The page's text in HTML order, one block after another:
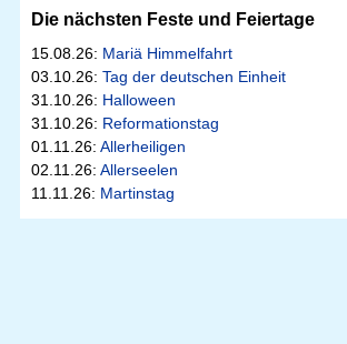
Die nächsten Feste und Feiertage
15.08.26: Mariä Himmelfahrt
03.10.26: Tag der deutschen Einheit
31.10.26: Halloween
31.10.26: Reformationstag
01.11.26: Allerheiligen
02.11.26: Allerseelen
11.11.26: Martinstag